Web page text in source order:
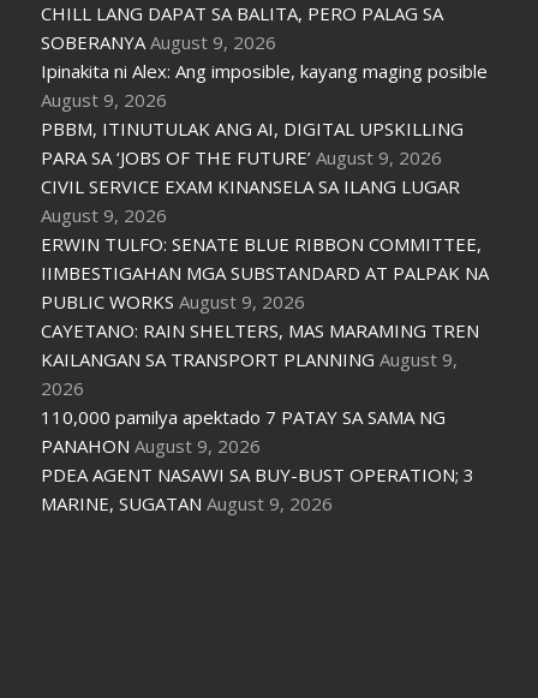
CHILL LANG DAPAT SA BALITA, PERO PALAG SA
SOBERANYA August 9, 2026
Ipinakita ni Alex: Ang imposible, kayang maging posible
August 9, 2026
PBBM, ITINUTULAK ANG AI, DIGITAL UPSKILLING
PARA SA ‘JOBS OF THE FUTURE’ August 9, 2026
CIVIL SERVICE EXAM KINANSELA SA ILANG LUGAR
August 9, 2026
ERWIN TULFO: SENATE BLUE RIBBON COMMITTEE,
IIMBESTIGAHAN MGA SUBSTANDARD AT PALPAK NA
PUBLIC WORKS August 9, 2026
CAYETANO: RAIN SHELTERS, MAS MARAMING TREN
KAILANGAN SA TRANSPORT PLANNING August 9,
2026
110,000 pamilya apektado 7 PATAY SA SAMA NG
PANAHON August 9, 2026
PDEA AGENT NASAWI SA BUY-BUST OPERATION; 3
MARINE, SUGATAN August 9, 2026